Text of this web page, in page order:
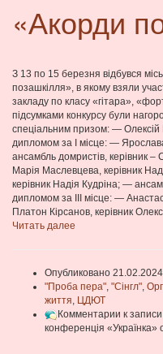
«Акорди
З 13 по 15 березня відбувся
позашкілля», в якому взяли
закладу по класу «гітара»,
підсумками конкурсу були
спеціальним призом: — Олексій
дипломом за І місце: —
ансамбль домристів, керівник –
Марія Маслевцева, керівник
керівник Надія Кудріна; —
дипломом за ІІІ місце: —
Платон Кірсанов, керівник
Читать далее
Опубликовано 21.02.2024
"Проба пера", "Сінгл",
життя, ЦДЮТ
Комментарии к
конференція «Українка»